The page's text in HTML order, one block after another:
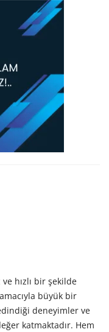
hızlı bir şekilde
büyük bir
deneyimler ve
katmaktadır. Hem